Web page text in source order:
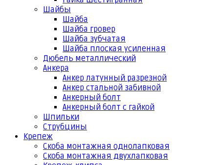
Шайбы
Шайба
Шайба гровер
Шайба зубчатая
Шайба плоская усиленная
Дюбель металлический
Анкера
Анкер латунный разрезной
Анкер стальной забивной
Анкерный болт
Анкерный болт с гайкой
Шпильки
Струбцины
Крепеж
Скоба монтажная однолапковая
Скоба монтажная двухлапковая